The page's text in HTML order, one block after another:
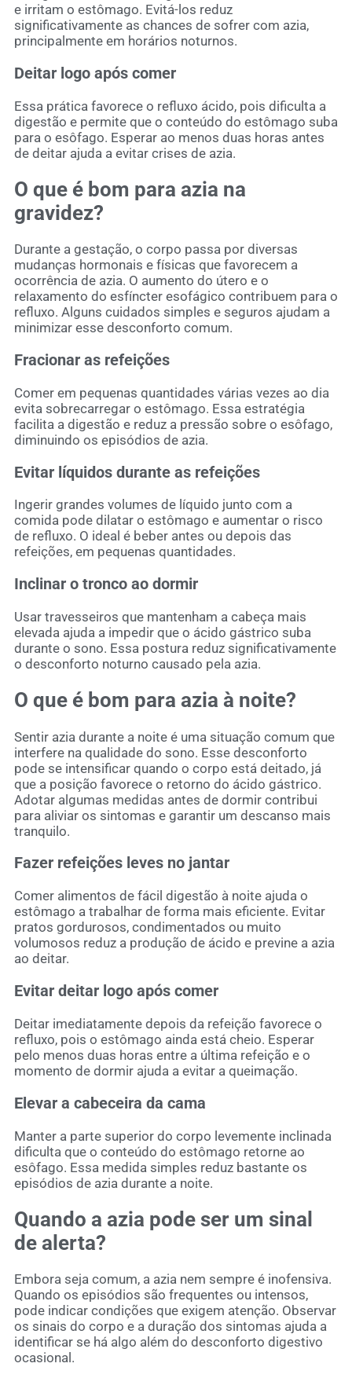
e irritam o estômago. Evitá-los reduz
significativamente as chances de sofrer com azia,
principalmente em horários noturnos.
Deitar logo após comer
Essa prática favorece o refluxo ácido, pois dificulta a
digestão e permite que o conteúdo do estômago suba
para o esôfago. Esperar ao menos duas horas antes
de deitar ajuda a evitar crises de azia.
O que é bom para azia na
gravidez?
Durante a gestação, o corpo passa por diversas
mudanças hormonais e físicas que favorecem a
ocorrência de azia. O aumento do útero e o
relaxamento do esfíncter esofágico contribuem para o
refluxo. Alguns cuidados simples e seguros ajudam a
minimizar esse desconforto comum.
Fracionar as refeições
Comer em pequenas quantidades várias vezes ao dia
evita sobrecarregar o estômago. Essa estratégia
facilita a digestão e reduz a pressão sobre o esôfago,
diminuindo os episódios de azia.
Evitar líquidos durante as refeições
Ingerir grandes volumes de líquido junto com a
comida pode dilatar o estômago e aumentar o risco
de refluxo. O ideal é beber antes ou depois das
refeições, em pequenas quantidades.
Inclinar o tronco ao dormir
Usar travesseiros que mantenham a cabeça mais
elevada ajuda a impedir que o ácido gástrico suba
durante o sono. Essa postura reduz significativamente
o desconforto noturno causado pela azia.
O que é bom para azia à noite?
Sentir azia durante a noite é uma situação comum que
interfere na qualidade do sono. Esse desconforto
pode se intensificar quando o corpo está deitado, já
que a posição favorece o retorno do ácido gástrico.
Adotar algumas medidas antes de dormir contribui
para aliviar os sintomas e garantir um descanso mais
tranquilo.
Fazer refeições leves no jantar
Comer alimentos de fácil digestão à noite ajuda o
estômago a trabalhar de forma mais eficiente. Evitar
pratos gordurosos, condimentados ou muito
volumosos reduz a produção de ácido e previne a azia
ao deitar.
Evitar deitar logo após comer
Deitar imediatamente depois da refeição favorece o
refluxo, pois o estômago ainda está cheio. Esperar
pelo menos duas horas entre a última refeição e o
momento de dormir ajuda a evitar a queimação.
Elevar a cabeceira da cama
Manter a parte superior do corpo levemente inclinada
dificulta que o conteúdo do estômago retorne ao
esôfago. Essa medida simples reduz bastante os
episódios de azia durante a noite.
Quando a azia pode ser um sinal
de alerta?
Embora seja comum, a azia nem sempre é inofensiva.
Quando os episódios são frequentes ou intensos,
pode indicar condições que exigem atenção. Observar
os sinais do corpo e a duração dos sintomas ajuda a
identificar se há algo além do desconforto digestivo
ocasional.